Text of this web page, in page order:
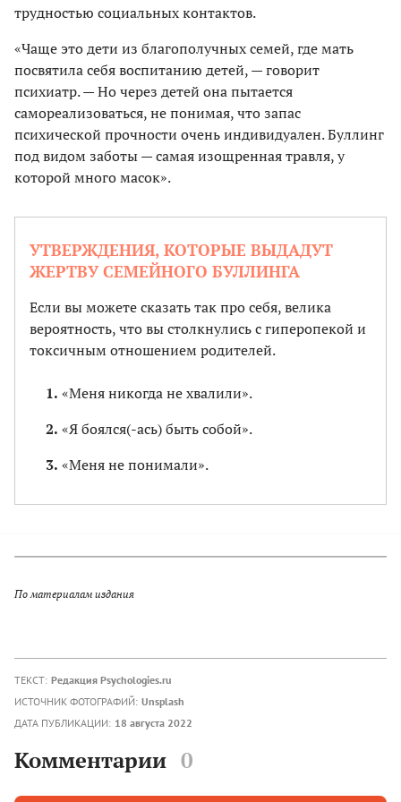
трудностью социальных контактов.
«Чаще это дети из благополучных семей, где мать
посвятила себя воспитанию детей, — говорит
психиатр. — Но через детей она пытается
самореализоваться, не понимая, что запас
психической прочности очень индивидуален. Буллинг
под видом заботы — самая изощренная травля, у
которой много масок».
УТВЕРЖДЕНИЯ, КОТОРЫЕ ВЫДАДУТ
ЖЕРТВУ СЕМЕЙНОГО БУЛЛИНГА
Если вы можете сказать так про себя, велика
вероятность, что вы столкнулись с гиперопекой и
токсичным отношением родителей.
«Меня никогда не хвалили».
«Я боялся(-ась) быть собой».
«Меня не понимали».
По материалам издания
ТЕКСТ: Редакция Psychologies.ru
ИСТОЧНИК ФОТОГРАФИЙ: Unsplash
ДАТА ПУБЛИКАЦИИ: 18 августа 2022
Комментарии 0